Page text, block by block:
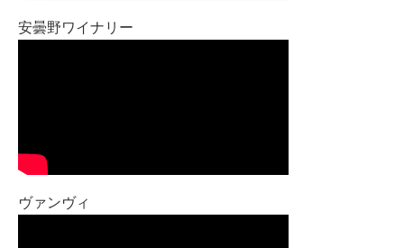
安曇野ワイナリー
ヴァンヴィ